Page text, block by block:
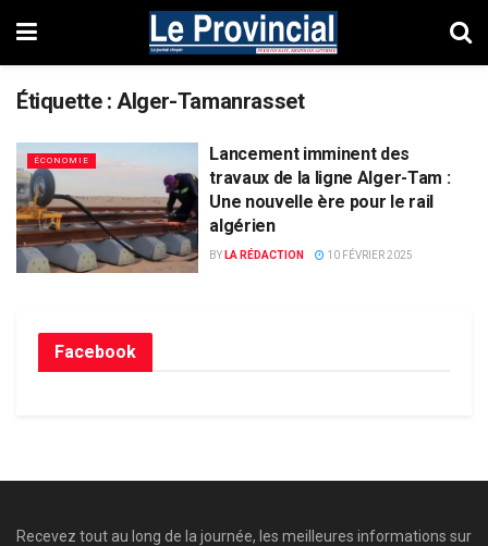
Étiquette :Alger-Tamanrasset
ÉCONOMIE
Lancement imminent des
travaux de la ligne Alger-Tam :
Une nouvelle ère pour le rail
algérien
BY LA RÉDACTION 10 FÉVRIER 2025
Facebook
Recevez tout au long de la journée, les meilleures informations sur